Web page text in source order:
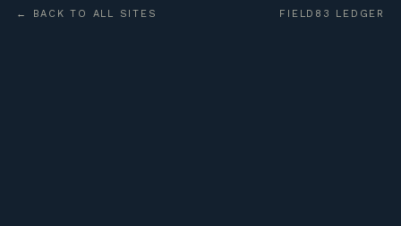
← BACK TO ALL SITES FIELD83 LEDGER